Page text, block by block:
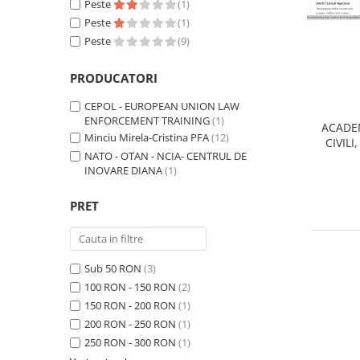
Rezolvarea Conflictelor /
Neintelegerilor / Disputelor
Teambuilding
Time Management / Planificare /
2. Ce anume te-ar interesa? (Kituri,
exercitii, training, consultanta,
diagnoza organizationala, evaluare
Kit-uri de Training, Workshop,
Jocuri de invatare,
Worksop / Curs / Training /
Simulare / Evaluare
Consiliere / Consultanta
Teste de Abilitati, Competente si
Peste
(1)
Peste
(1)
Peste
(9)
PRODUCATORI
CEPOL - EUROPEAN UNION LAW
ENFORCEMENT TRAINING(1)
Minciu Mirela-Cristina PFA(12)
NATO - OTAN - NCIA- CENTRUL DE
INOVARE DIANA(1)
PRET
Sub 50 RON (3)
100 RON - 150 RON (2)
150 RON - 200 RON (1)
200 RON - 250 RON (1)
250 RON - 300 RON (1)